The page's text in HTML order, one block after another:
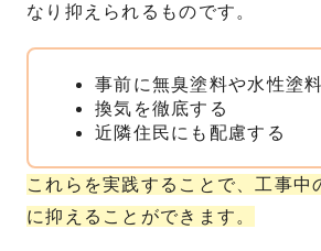
なり抑えられるものです。
事前に無臭塗料や水性塗
換気を徹底する
近隣住民にも配慮する
これらを実践することで、工事中
に抑えることができます。